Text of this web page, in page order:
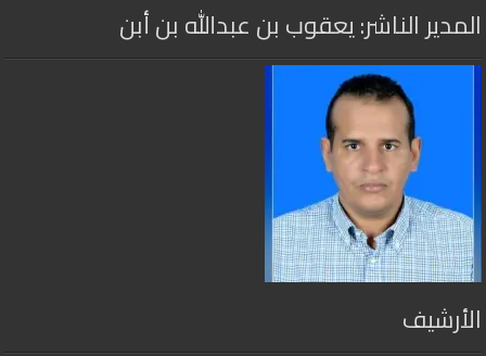
المدير الناشر: يعقوب بن عبدالله بن أبن
الأرشيف